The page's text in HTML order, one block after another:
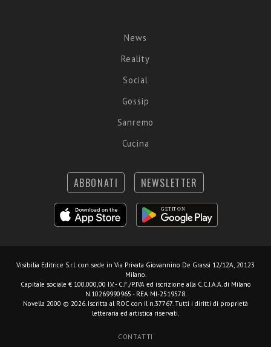
News
Reality
Social
Gossip
Sanremo
Cucina
ABBONATI NEWSLETTER
Visibilia Editrice S.r.l. con sede in Via Privata Giovannino De Grassi 12/12A, 20123
Milano.
Capitale sociale € 100.000,00 I.V. - C.F./P.IVA ed iscrizione alla C.C.I.A.A. di Milano
N.10269990965 - REA MI-2519578.
Novella 2000 © 2026. Iscritta al ROC con il n.37767. Tutti i diritti di proprietà
letteraria ed artistica riservati.
CONTATTI